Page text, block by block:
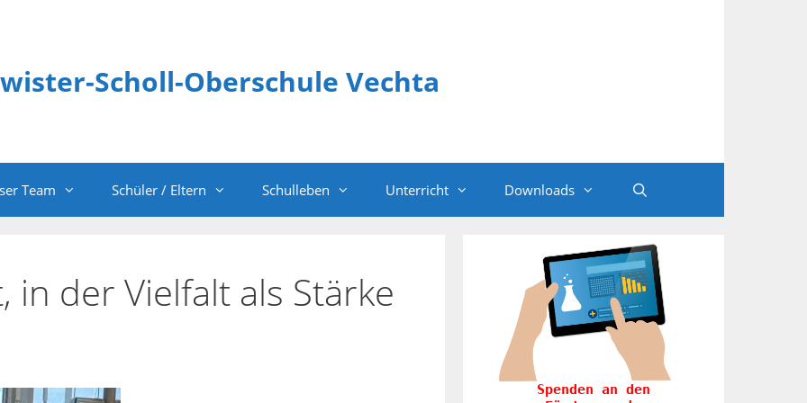
Scholl-Oberschule Vechta
Team Schüler / Eltern Schulleben Unterricht Downloads
in der Vielfalt als Stärke
Spenden an den